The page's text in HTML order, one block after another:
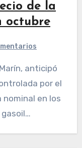
de la
octubre
por el
en los